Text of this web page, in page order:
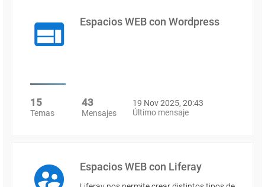
Espacios WEB con Wordpress
15
Temas
43
Mensajes
19 Nov 2025, 20:43
Último mensaje
Espacios WEB con Liferay